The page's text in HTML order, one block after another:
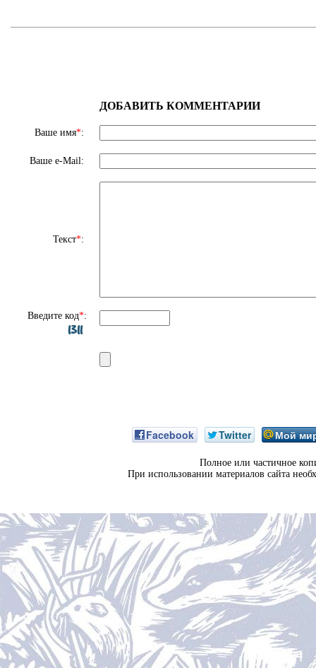
ДОБАВИТЬ КОММЕНТАРИИ
Ваше имя*:
Ваше e-Mail:
Текст*:
Введите код*:
Facebook Twitter Мой
Полное или частичное
При использовании материалов сайта